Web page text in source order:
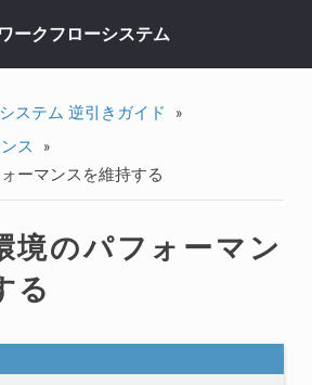
ワークフローシステム
ステム 逆引きガイド
»
ス
»
ーマンスを維持する
境のパフォーマン
る